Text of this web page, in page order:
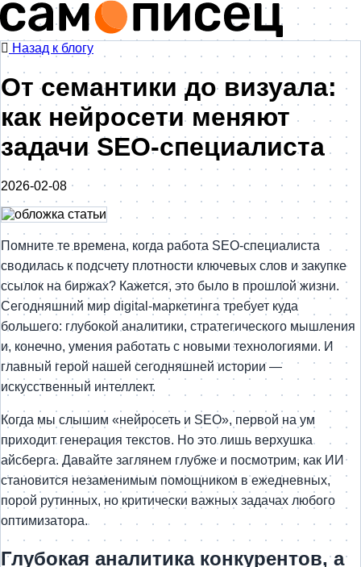
Назад к блогу
От семантики до визуала:
как нейросети меняют
задачи SEO-специалиста
2026-02-08
Помните те времена, когда работа SEO-специалиста
сводилась к подсчету плотности ключевых слов и закупке
ссылок на биржах? Кажется, это было в прошлой жизни.
Сегодняшний мир digital-маркетинга требует куда
большего: глубокой аналитики, стратегического мышления
и, конечно, умения работать с новыми технологиями. И
главный герой нашей сегодняшней истории —
искусственный интеллект.
Когда мы слышим «нейросеть и SEO», первой на ум
приходит генерация текстов. Но это лишь верхушка
айсберга. Давайте заглянем глубже и посмотрим, как ИИ
становится незаменимым помощником в ежедневных,
порой рутинных, но критически важных задачах любого
оптимизатора.
Глубокая аналитика конкурентов, а